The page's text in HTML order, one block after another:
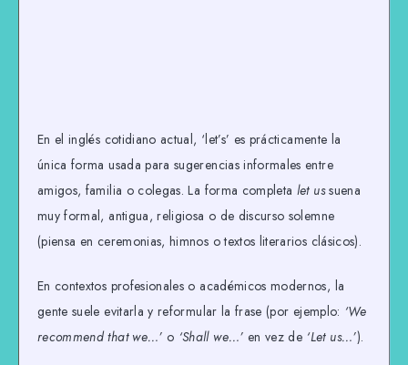
En el inglés cotidiano actual, ‘let’s’ es prácticamente la
única forma usada para sugerencias informales entre
amigos, familia o colegas. La forma completa let ussuena
muy formal, antigua, religiosa o de discurso solemne
(piensa en ceremonias, himnos o textos literarios clásicos).
En contextos profesionales o académicos modernos, la
gente suele evitarla y reformular la frase (por ejemplo: ‘We
recommend that we…’ o ‘Shall we…’ en vez de ‘Let us…’).